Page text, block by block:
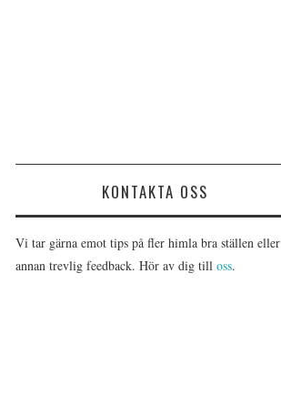
KONTAKTA OSS
Vi tar gärna emot tips på fler himla bra ställen eller
annan trevlig feedback. Hör av dig till oss.